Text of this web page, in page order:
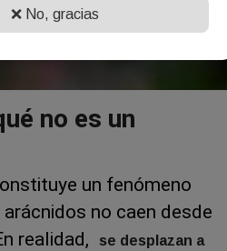
no es un
un fenómeno
no caen desde
realidad,
se desplazan a
❌ No, gracias